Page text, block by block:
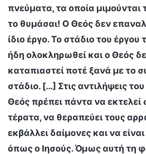
πνεύματα, τα οποία μιμούνται
το θυμάσαι! Ο Θεός δεν
ίδιο έργο. Το στάδιο του έργου
ήδη ολοκληρωθεί και ο Θεός
καταπιαστεί ποτέ ξανά με το
στάδιο. […] Στις αντιλήψεις
Θεός πρέπει πάντα να εκτελεί
τέρατα, να θεραπεύει τους
εκβάλλει δαίμονες και να
όπως ο Ιησούς. Όμως αυτή τη